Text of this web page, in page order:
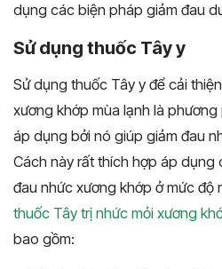
dụng các biện pháp giảm đau
Sử dụng thuốc Tây y
Sử dụng thuốc Tây y để cải
xương khớp mùa lạnh là
áp dụng bởi nó giúp giảm đau
Cách này rất thích hợp áp
đau nhức xương khớp ở mức độ
thuốc Tây trị nhức mỏi xương
bao gồm: